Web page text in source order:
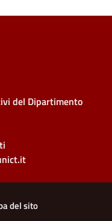
del Dipartimento
del sito